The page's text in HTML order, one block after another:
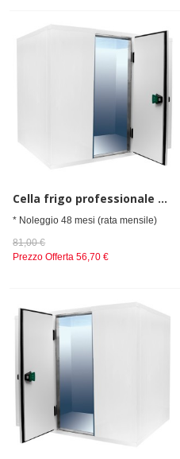
Cella frigo professionale da spessore 80 mm,senza gruppo refrigerante h=2010 mm, 2400x1500 mm
* Noleggio 48 mesi (rata mensile)
81,00 €
Prezzo Offerta 56,70 €